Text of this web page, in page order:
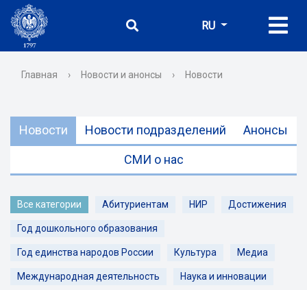
RU
Главная › Новости и анонсы › Новости
Новости Новости подразделений Анонсы
СМИ о нас
Все категории Абитуриентам НИР Достижения
Год дошкольного образования
Год единства народов России Культура Медиа
Международная деятельность Наука и инновации